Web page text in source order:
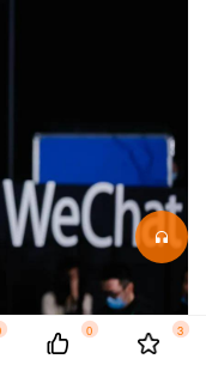
会开发一套专属于微
0 3